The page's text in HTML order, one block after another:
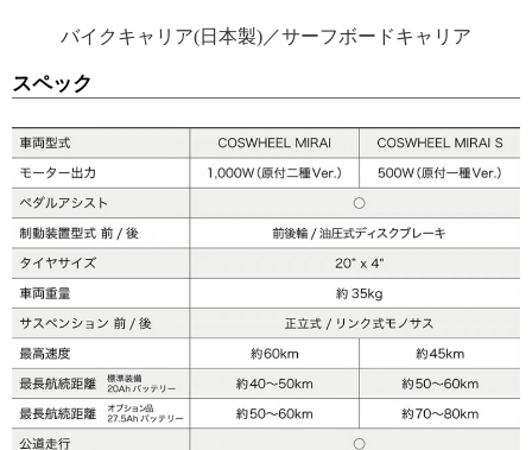
バイクキャリア(日本製)／サーフボードキャリア
スペック